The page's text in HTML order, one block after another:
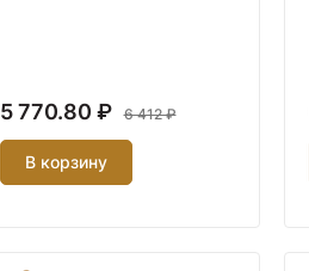
5 770.80 ₽ 6 412 ₽
В корзину